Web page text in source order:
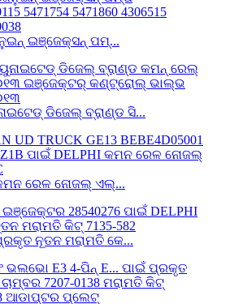
ଇଞ୍ଜେକ୍ସନ୍ ପମ୍...
ଡିଜେଲ୍ ବ୍ରାଣ୍ଡ ସି...
ରେଳ ନୋଜଲ୍ ଏଲ୍...
ନୂତନ ମରାମତି କେ...